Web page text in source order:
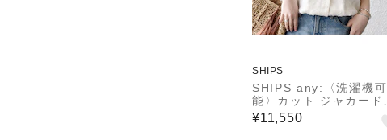
SHIPS
SHIPS any:〈洗濯機可
能〉カット ジャカード
ドロスト フレンチ スリ
ーブ シャツ ブラウス
¥11,550